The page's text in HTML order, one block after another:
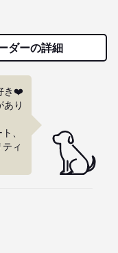
ダーの詳細
き❤️
り
、
ィ